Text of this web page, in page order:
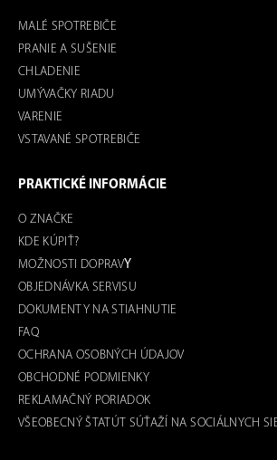
MALÉ SPOTREBIČE
PRANIE A SUŠENIE
CHLADENIE
UMÝVAČKY RIADU
VARENIE
VSTAVANÉ SPOTREBIČE
PRAKTICKÉ INFORMÁCIE
O ZNAČKE
KDE KÚPIŤ?
MOŽNOSTI DOPRAVY
OBJEDNÁVKA SERVISU
DOKUMENTY NA STIAHNUTIE
FAQ
OCHRANA OSOBNÝCH ÚDAJOV
OBCHODNÉ PODMIENKY
REKLAMAČNÝ PORIADOK
VŠEOBECNÝ ŠTATÚT SÚŤAŽÍ NA SOCIÁLNYCH